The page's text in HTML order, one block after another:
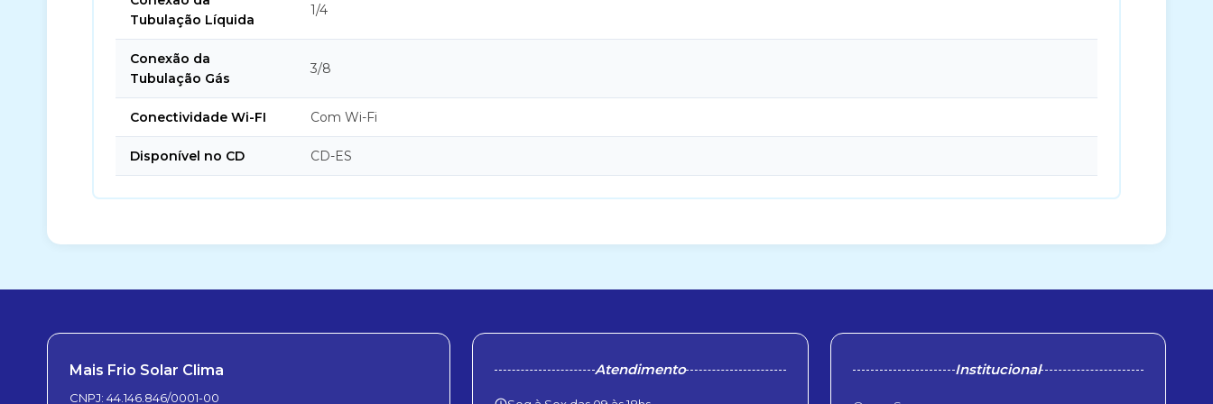
Tubulação Líquida
1/4
Conexão da
Tubulação Gás
3/8
Conectividade Wi-FI Com Wi-Fi
Disponível no CD CD-ES
Mais Frio Solar Clima
CNPJ: 44.146.846/0001-00
Atendimento Institucional